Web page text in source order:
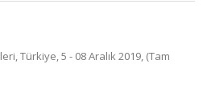
Türkiye, 5 - 08 Aralık 2019, (Tam